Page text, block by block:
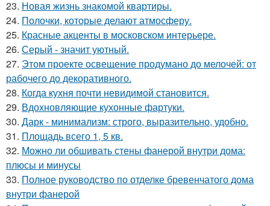
23. Новая жизнь знакомой квартиры.
24. Полочки, которые делают атмосферу.
25. Красные акценты в московском интерьере.
26. Серый - значит уютный.
27. Этом проекте освещение продумано до мелочей: от
рабочего до декоративного.
28. Когда кухня почти невидимой становится.
29. Вдохновляющие кухонные фартуки.
30. Дарк - минимализм: строго, выразительно, удобно.
31. Площадь всего 1, 5 кв.
32. Можно ли обшивать стены фанерой внутри дома:
плюсы и минусы
33. Полное руководство по отделке бревенчатого дома
внутри фанерой